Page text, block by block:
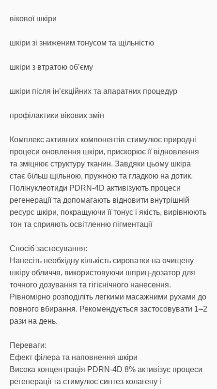
вікової шкіри
шкіри зі зниженим тонусом та щільністю
шкіри з втратою об’єму
шкіри після ін’єкційних та апаратних процедур
профілактики вікових змін
Комплекс активних компонентів стимулює природні
процеси оновлення шкіри, прискорює її відновлення
та зміцнює структуру тканин. Завдяки цьому шкіра
стає більш щільною, пружною та гладкою на дотик.
Полінуклеотиди PDRN-4D активізують процеси
регенерації та допомагають відновити внутрішній
ресурс шкіри, покращуючи її тонус і якість, вирівнюють
тон та сприяють освітленню пігментації
Спосіб застосування:
Нанесіть необхідну кількість сироватки на очищену
шкіру обличчя, використовуючи шприц-дозатор для
точного дозування та гігієнічного нанесення.
Рівномірно розподіліть легкими масажними рухами до
повного вбирання. Рекомендується застосовувати 1–2
рази на день.
Переваги:
Ефект філера та наповнення шкіри
Висока концентрація PDRN-4D 8% активізує процеси
регенерації та стимулює синтез колагену і